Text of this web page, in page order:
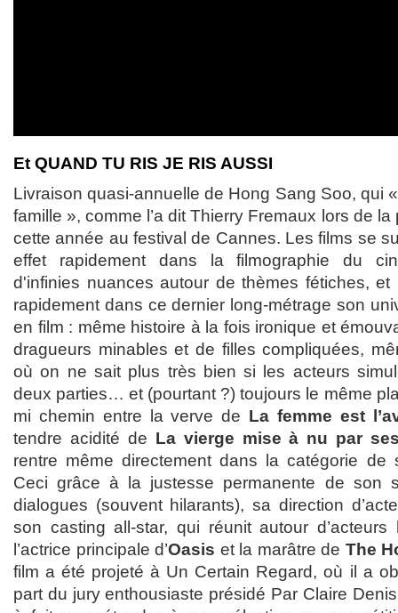
Et QUAND TU RIS JE RIS AUSSI
Livraison quasi-annuelle de Hong Sang Soo, qui
famille », comme l’a dit Thierry Fremaux lors de
cette année au festival de Cannes. Les films se
effet rapidement dans la filmographie du
d'infinies nuances autour de thèmes fétiches, et
rapidement dans ce dernier long-métrage son
en film : même histoire à la fois ironique et
dragueurs minables et de filles compliquées,
où on ne sait plus très bien si les acteurs
deux parties… et (pourtant ?) toujours le même
mi chemin entre la verve de La femme est
tendre acidité de La vierge mise à nu par
rentre même directement dans la catégorie de
Ceci grâce à la justesse permanente de son
dialogues (souvent hilarants), sa direction
son casting all-star, qui réunit autour d’acteurs
l’actrice principale d’Oasis et la marâtre de The
film a été projeté à Un Certain Regard, où il a
part du jury enthousiaste présidé Par Claire